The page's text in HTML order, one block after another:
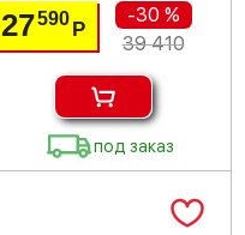
27590 Р
-30 %
39 410
под заказ